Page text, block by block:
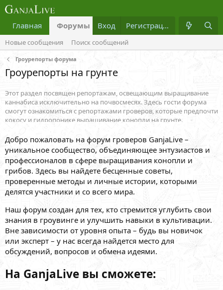
Главная Форумы Что нового? Медиа
Вход Регистрация
Новые сообщения Поиск сообщений
Гроурепорты форума
Гроурепорты на грунте
Этот раздел посвящен репортажам, освещающим выращивание
каннабиса исключительно на почвосмесях. Здесь гости форума
смогут ознакомиться с репортажами гроверов, которые предпочти
кокосу и гидропонике выращивание конопли на грунте.
первое время будет достаточно питательных элементов, уже
содержащихся в субстрате. Удобрять такие кустики начинают
только через два месяца. Как сделать грунт пушистым, какая
именно земля подходит для каннабиса и как правильно ухаживать
за своей плантацией, можно узнать из репортажей в данном
разделе.
Добро пожаловать на форум гроверов GanjaLive –
уникальное сообщество, объединяющее энтузиастов и
профессионалов в сфере выращивания конопли и
грибов. Здесь вы найдете бесценные советы,
проверенные методы и личные истории, которыми
делятся участники и со всего мира.
Наш форум создан для тех, кто стремится углубить свои
знания в гроувинге и улучшить навыки в культивации.
Вне зависимости от уровня опыта – будь вы новичок
или эксперт – у нас всегда найдется место для
обсуждений, вопросов и обмена идеями.
На GanjaLive вы сможете: